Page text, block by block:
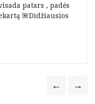
patars , padės
🌺Didžiausios